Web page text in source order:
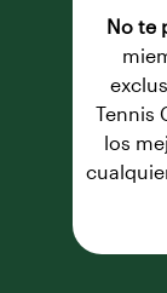
No te
Tennis
los